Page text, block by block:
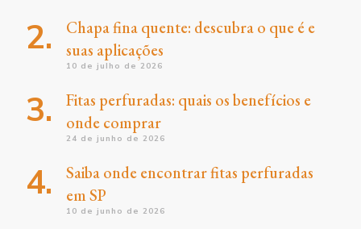
Chapa fina quente: descubra o que é e
suas aplicações
10 de julho de 2026
Fitas perfuradas: quais os benefícios e
onde comprar
24 de junho de 2026
Saiba onde encontrar fitas perfuradas
em SP
10 de junho de 2026